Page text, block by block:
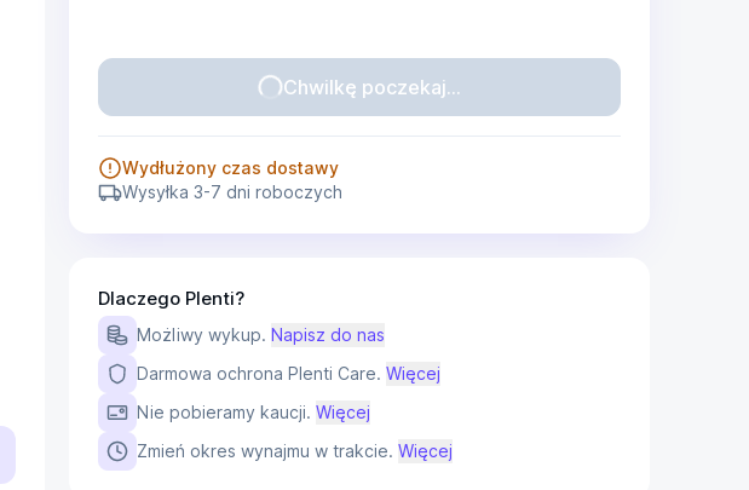
Chwilkę poczekaj...
Wydłużony czas dostawy
Wysyłka 3-7 dni roboczych
Dlaczego Plenti?
Możliwy wykup. Napisz do nas
Darmowa ochrona Plenti Care. Więcej
Nie pobieramy kaucji. Więcej
Zmień okres wynajmu w trakcie. Więcej